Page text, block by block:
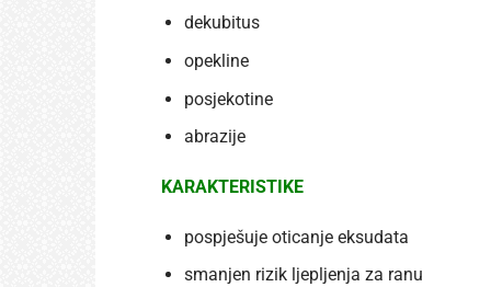
dekubitus
opekline
posjekotine
abrazije
KARAKTERISTIKE
pospješuje oticanje eksudata
smanjen rizik ljepljenja za ranu